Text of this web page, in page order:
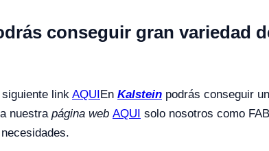
conseguir gran variedad
link AQUIEn Kalstein podrás conseguir
nuestra página web AQUI solo nosotros como